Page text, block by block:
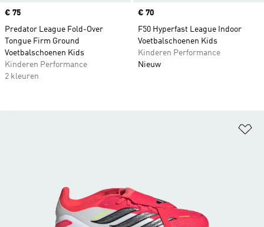
Price
€ 75
Predator League Fold-Over
Tongue Firm Ground
Voetbalschoenen Kids
Kinderen Performance
2 kleuren
Price
€ 70
F50 Hyperfast League Indoor
Voetbalschoenen Kids
Kinderen Performance
Nieuw